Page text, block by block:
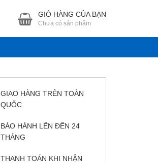
GIỎ HÀNG CỦA BẠN
Chưa có sản phẩm
GIAO HÀNG TRÊN TOÀN
QUỐC
BẢO HÀNH LÊN ĐẾN 24
THÁNG
THANH TOÁN KHI NHẬN